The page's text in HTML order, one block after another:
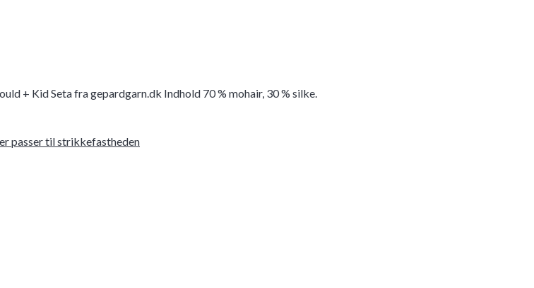
+ Kid Seta fra gepardgarn.dk Indhold 70 % mohair, 30 % silke.
passer til strikkefastheden